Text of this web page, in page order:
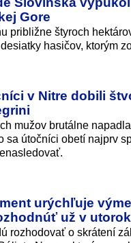
Gore
približne štyroch
hasičov, ktorým
v Nitre dobili
mužov brutálne
sa útočníci obetí najprv
urýchľuje
už v utorok
rozhodovať o skrátení